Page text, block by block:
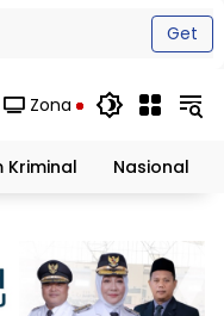
Get
Zona
Kriminal Nasional